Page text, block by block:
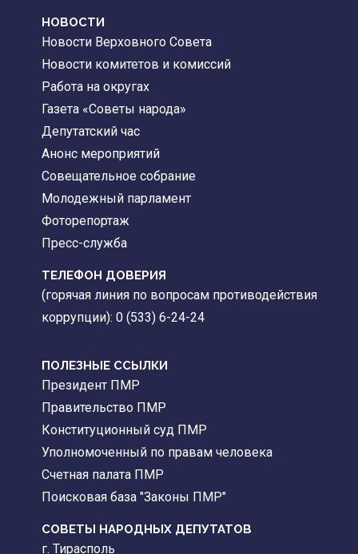
НОВОСТИ
Новости Верховного Совета
Новости комитетов и комиссий
Работа на округах
Газета «Советы народа»
Депутатский час
Анонс мероприятий
Совещательное собрание
Молодежный парламент
Фоторепортаж
Пресс-служба
ТЕЛЕФОН ДОВЕРИЯ
(горячая линия по вопросам противодействия
коррупции): 0 (533) 6-24-24
ПОЛЕЗНЫЕ ССЫЛКИ
Президент ПМР
Правительство ПМР
Конституционный суд ПМР
Уполномоченный по правам человека
Счетная палата ПМР
Поисковая база "Законы ПМР"
СОВЕТЫ НАРОДНЫХ ДЕПУТАТОВ
г. Тирасполь